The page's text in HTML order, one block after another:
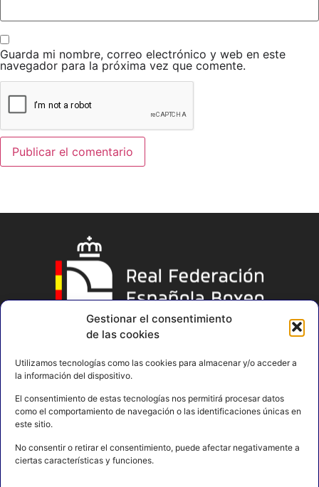
Gestionar el consentimiento
de las cookies
Utilizamos tecnologías como las cookies para almacenar y/o acceder a
la información del dispositivo.
El consentimiento de estas tecnologías nos permitirá procesar datos
como el comportamiento de navegación o las identificaciones únicas en
este sitio.
No consentir o retirar el consentimiento, puede afectar negativamente a
ciertas características y funciones.
Guarda mi nombre, correo electrónico y web en este
navegador para la próxima vez que comente.